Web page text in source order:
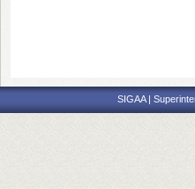
SIGAA |